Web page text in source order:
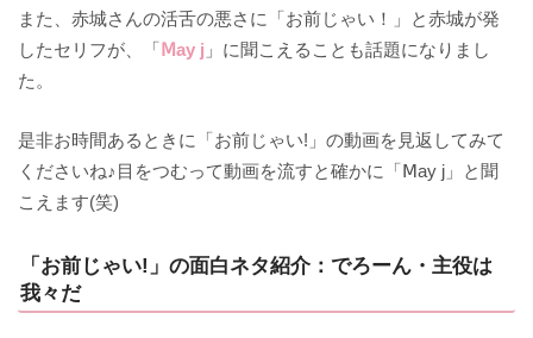
また、赤城さんの活舌の悪さに「お前じゃい！」と赤城が発
したセリフが、「Ⅿay j 」に聞こえることも話題になりまし
た。
是非お時間あるときに「お前じゃい!」の動画を見返してみて
くださいね♪目をつむって動画を流すと確かに「Ⅿay j」と聞
こえます(笑)
「お前じゃい!」の面白ネタ紹介：でろーん・主役は
我々だ